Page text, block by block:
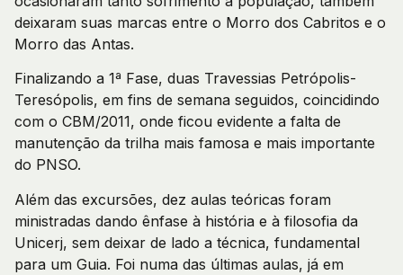
deixaram suas marcas entre o Morro dos Cabritos e o
Morro das Antas.
Finalizando a 1ª Fase, duas Travessias Petrópolis-
Teresópolis, em fins de semana seguidos, coincidindo
com o CBM/2011, onde ficou evidente a falta de
manutenção da trilha mais famosa e mais importante
do PNSO.
Além das excursões, dez aulas teóricas foram
ministradas dando ênfase à história e à filosofia da
Unicerj, sem deixar de lado a técnica, fundamental
para um Guia. Foi numa das últimas aulas, já em